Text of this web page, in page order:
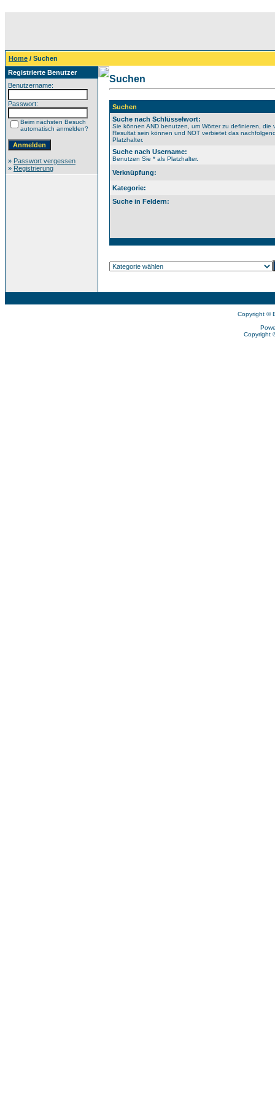
Home / Suchen
Registrierte Benutzer
Benutzername:
Passwort:
Beim nächsten Besuch
automatisch anmelden?
» Passwort vergessen
» Registrierung
Suchen
Suchen
Suche nach Schlüsselwort:
Sie können AND benutzen, um Wörter zu definieren, die
Resultat sein können und NOT verbietet das
Platzhalter.
Suche nach Username:
Benutzen Sie * als Platzhalter.
Verknüpfung:
Kategorie:
Suche in Feldern:
Copyright ©
Copyright